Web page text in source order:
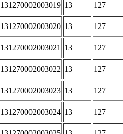
131270002003019 13 127
131270002003020 13 127
131270002003021 13 127
131270002003022 13 127
131270002003023 13 127
131270002003024 13 127